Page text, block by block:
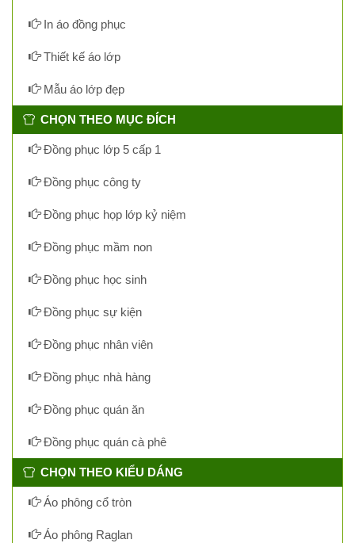
In áo đồng phục
Thiết kế áo lớp
Mẫu áo lớp đẹp
CHỌN THEO MỤC ĐÍCH
Đồng phục lớp 5 cấp 1
Đồng phục công ty
Đồng phục họp lớp kỷ niệm
Đồng phục mầm non
Đồng phục học sinh
Đồng phục sự kiện
Đồng phục nhân viên
Đồng phục nhà hàng
Đồng phục quán ăn
Đồng phục quán cà phê
CHỌN THEO KIỂU DÁNG
Áo phông cổ tròn
Áo phông Raglan